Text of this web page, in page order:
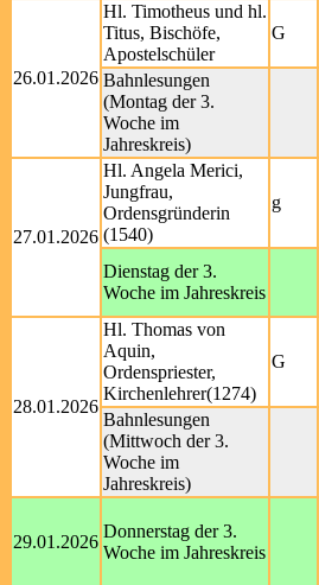
26.01.2026
Hl. Timotheus und hl.
Titus, Bischöfe,
Apostelschüler
G
Bahnlesungen
(Montag der 3.
Woche im
Jahreskreis)
27.01.2026
Hl. Angela Merici,
Jungfrau,
Ordensgründerin
(1540)
g
Dienstag der 3.
Woche im Jahreskreis
28.01.2026
Hl. Thomas von
Aquin,
Ordenspriester,
Kirchenlehrer(1274)
G
Bahnlesungen
(Mittwoch der 3.
Woche im
Jahreskreis)
29.01.2026
Donnerstag der 3.
Woche im Jahreskreis